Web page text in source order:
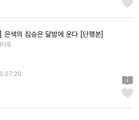
은색의 짐승은 달밤에 운다 [단행본]
로